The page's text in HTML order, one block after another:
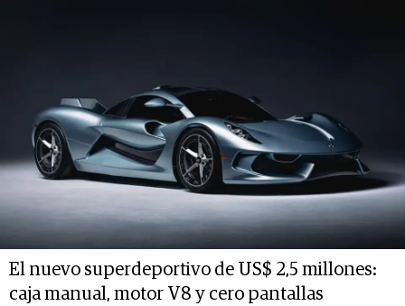
El nuevo superdeportivo de US$ 2,5 millones:
caja manual, motor V8 y cero pantallas